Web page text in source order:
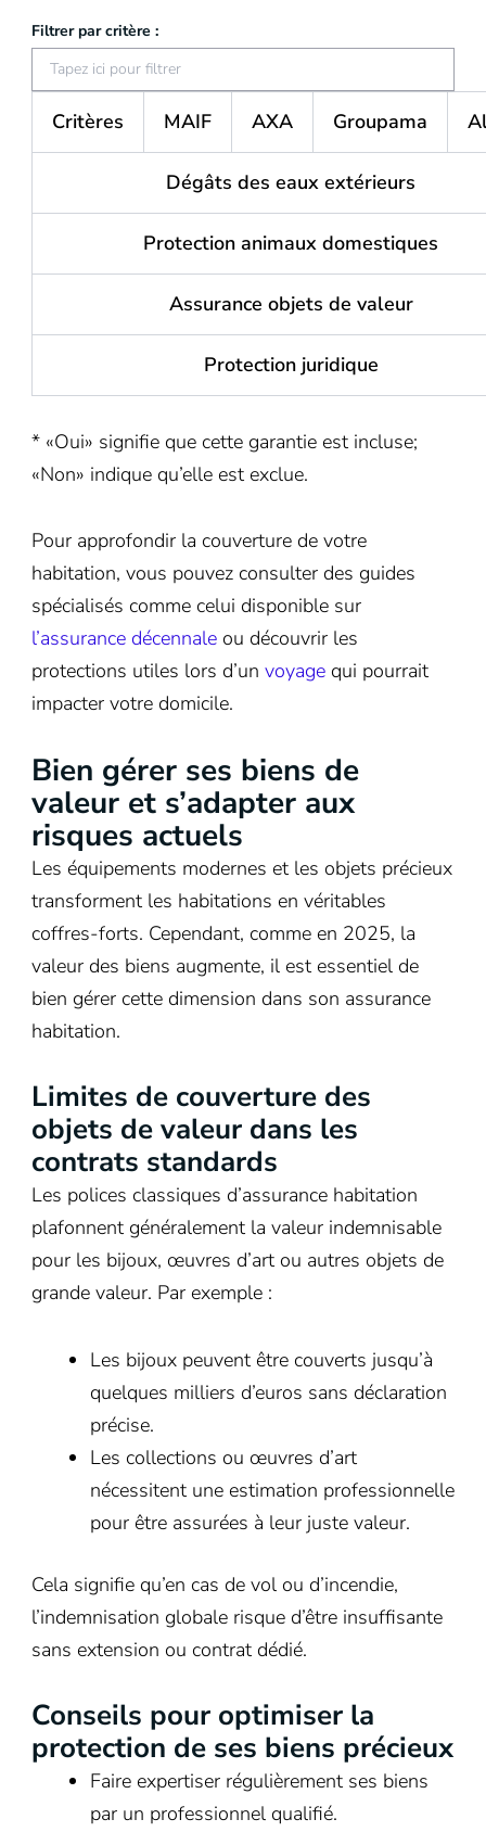
Filtrer par critère :
Tableau
assureurs
Critères MAIF AXA Groupama
Dégâts des eaux extérieurs
Protection animaux domestiques
Assurance objets de valeur
Protection juridique
* «Oui» signifie que cette garantie est incluse;
«Non» indique qu’elle est exclue.
Pour approfondir la couverture de votre
habitation, vous pouvez consulter des guides
spécialisés comme celui disponible sur
l’assurance décennale ou découvrir les
protections utiles lors d’un voyage qui pourrait
impacter votre domicile.
Bien gérer ses biens de
valeur et s’adapter aux
risques actuels
Les équipements modernes et les objets précieux
transforment les habitations en véritables
coffres-forts. Cependant, comme en 2025, la
valeur des biens augmente, il est essentiel de
bien gérer cette dimension dans son assurance
habitation.
Limites de couverture des
objets de valeur dans les
contrats standards
Les polices classiques d’assurance habitation
plafonnent généralement la valeur indemnisable
pour les bijoux, œuvres d’art ou autres objets de
grande valeur. Par exemple :
Les bijoux peuvent être couverts jusqu’à
quelques milliers d’euros sans déclaration
précise.
Les collections ou œuvres d’art
nécessitent une estimation professionnelle
pour être assurées à leur juste valeur.
Cela signifie qu’en cas de vol ou d’incendie,
l’indemnisation globale risque d’être insuffisante
sans extension ou contrat dédié.
Conseils pour optimiser la
protection de ses biens précieux
Faire expertiser régulièrement ses biens
par un professionnel qualifié.